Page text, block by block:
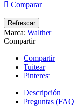
 Comparar
Marca: Walther
Compartir
Compartir
Tuitear
Pinterest
Descripción
Preguntas